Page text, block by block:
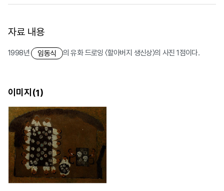
자료 내용
1998년 임동식 의 유화 드로잉 〈할아버지 생신상〉의 사진 1점이다.
이미지(1)